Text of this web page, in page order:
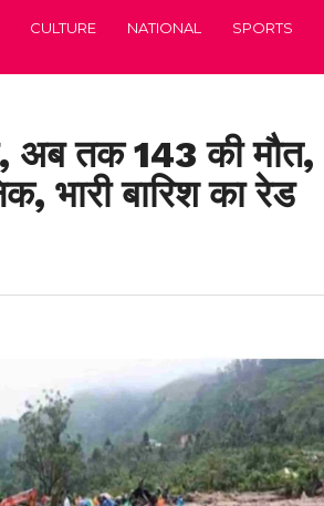
CULTURE NATIONAL SPORTS
अब तक 143 की मौत,
भारी बारिश का रेड